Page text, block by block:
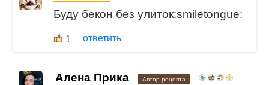
Буду бекон без улиток:smiletongue:
1 ответить
Алена Прика Автор рецепта